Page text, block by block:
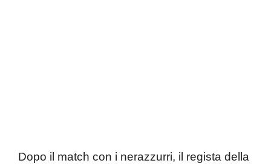
Dopo il match con i nerazzurri, il regista della